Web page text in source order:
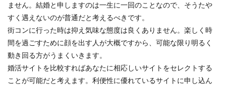
ません。結婚と申しますのは一生に一回のことなので、そうたや
すく遇えないのが普通だと考えるべきです。
街コンに行った時は抑え気味な態度は良くありません。楽しく時
間を過ごすために顔を出す人が大概ですから、可能な限り明るく
動き回る方がうまくいきます。
婚活サイトを比較すればあなたに相応しいサイトをセレクトする
ことが可能だと考えます。利便性に優れているサイトに申し込ん